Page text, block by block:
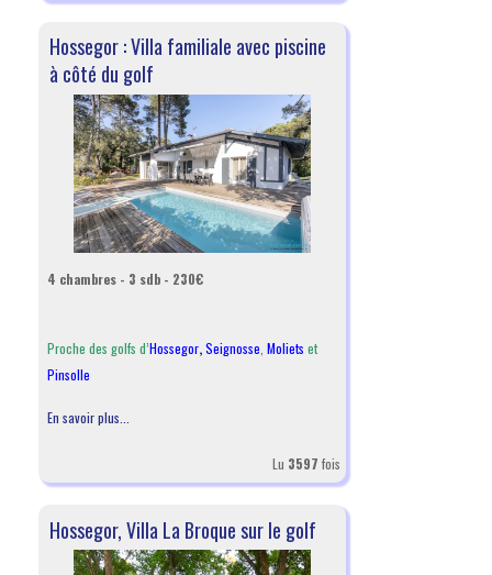
Hossegor : Villa familiale avec piscine
à côté du golf
4 chambres - 3 sdb - 230€
Proche des golfs d’Hossegor,Seignosse, Moliets et
Pinsolle
En savoir plus...
Lu 3597 fois
Hossegor, Villa La Broque sur le golf